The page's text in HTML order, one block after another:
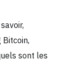
sont les